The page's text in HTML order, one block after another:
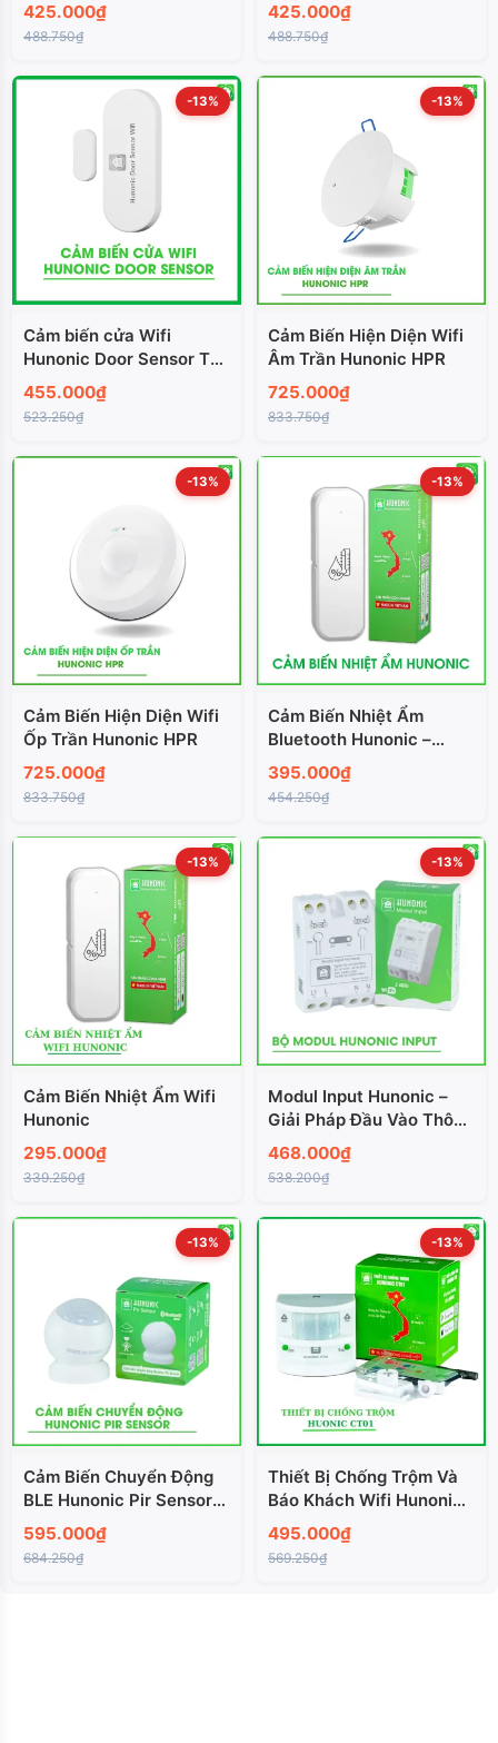
425.000₫
488.750₫
425.000₫
488.750₫
-13%
Cảm biến cửa Wifi
Hunonic Door Sensor Thế
Hệ Mới
455.000₫
523.250₫
-13%
Cảm Biến Hiện Diện Wifi
Âm Trần Hunonic HPR
725.000₫
833.750₫
-13%
Cảm Biến Hiện Diện Wifi
Ốp Trần Hunonic HPR
725.000₫
833.750₫
-13%
Cảm Biến Nhiệt Ẩm
Bluetooth Hunonic –
Kiểm Soát Môi Trường
Qua Điện Thoại
395.000₫
454.250₫
-13%
Cảm Biến Nhiệt Ẩm Wifi
Hunonic
295.000₫
339.250₫
-13%
Modul Input Hunonic –
Giải Pháp Đầu Vào Thông
Minh Và Đa Dạng
468.000₫
538.200₫
-13%
Cảm Biến Chuyển Động
BLE Hunonic Pir Sensor
Hình Cầu
595.000₫
684.250₫
-13%
Thiết Bị Chống Trộm Và
Báo Khách Wifi Hunonic
CT01
495.000₫
569.250₫